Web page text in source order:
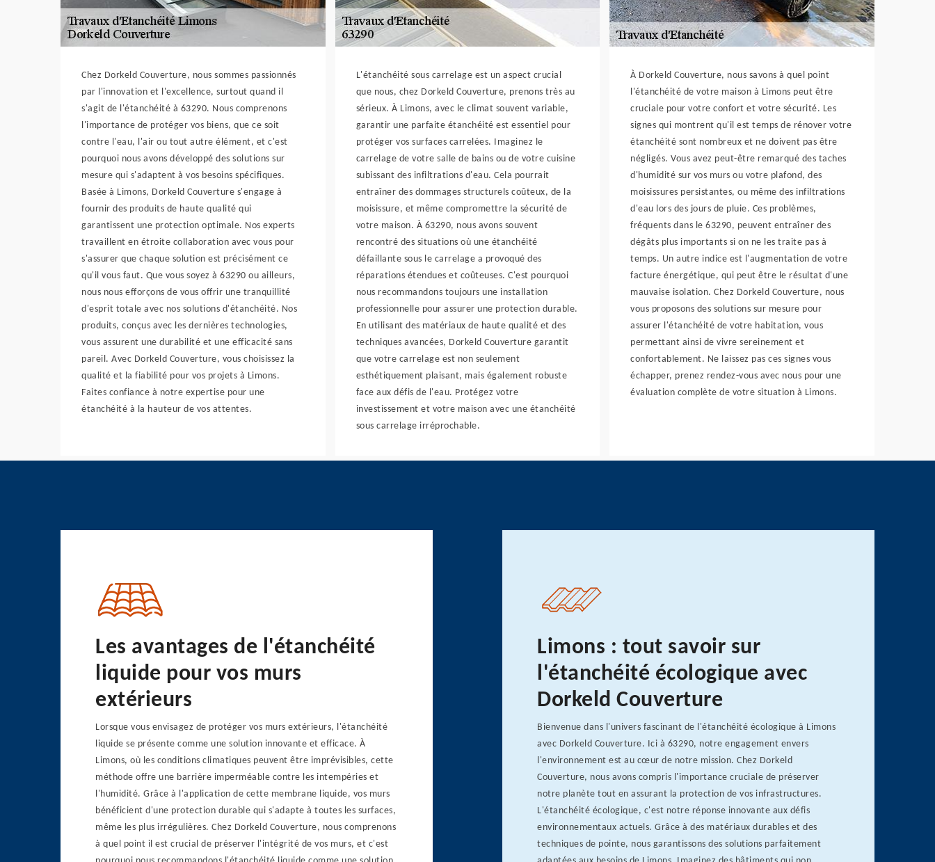
Chez Dorkeld Couverture, nous sommes passionnés
par l'innovation et l'excellence, surtout quand il
s'agit de l'étanchéité à 63290. Nous comprenons
l'importance de protéger vos biens, que ce soit
contre l'eau, l'air ou tout autre élément, et c'est
pourquoi nous avons développé des solutions sur
mesure qui s'adaptent à vos besoins spécifiques.
Basée à Limons, Dorkeld Couverture s'engage à
fournir des produits de haute qualité qui
garantissent une protection optimale. Nos experts
travaillent en étroite collaboration avec vous pour
s'assurer que chaque solution est précisément ce
qu'il vous faut. Que vous soyez à 63290 ou ailleurs,
nous nous efforçons de vous offrir une tranquillité
d'esprit totale avec nos solutions d'étanchéité. Nos
produits, conçus avec les dernières technologies,
vous assurent une durabilité et une efficacité sans
pareil. Avec Dorkeld Couverture, vous choisissez la
qualité et la fiabilité pour vos projets à Limons.
Faites confiance à notre expertise pour une
étanchéité à la hauteur de vos attentes.
L'étanchéité sous carrelage est un aspect crucial
que nous, chez Dorkeld Couverture, prenons très au
sérieux. À Limons, avec le climat souvent variable,
garantir une parfaite étanchéité est essentiel pour
protéger vos surfaces carrelées. Imaginez le
carrelage de votre salle de bains ou de votre cuisine
subissant des infiltrations d'eau. Cela pourrait
entraîner des dommages structurels coûteux, de la
moisissure, et même compromettre la sécurité de
votre maison. À 63290, nous avons souvent
rencontré des situations où une étanchéité
défaillante sous le carrelage a provoqué des
réparations étendues et coûteuses. C'est pourquoi
nous recommandons toujours une installation
professionnelle pour assurer une protection durable.
En utilisant des matériaux de haute qualité et des
techniques avancées, Dorkeld Couverture garantit
que votre carrelage est non seulement
esthétiquement plaisant, mais également robuste
face aux défis de l'eau. Protégez votre
investissement et votre maison avec une étanchéité
sous carrelage irréprochable.
À Dorkeld Couverture, nous savons à quel point
l'étanchéité de votre maison à Limons peut être
cruciale pour votre confort et votre sécurité. Les
signes qui montrent qu'il est temps de rénover votre
étanchéité sont nombreux et ne doivent pas être
négligés. Vous avez peut-être remarqué des taches
d'humidité sur vos murs ou votre plafond, des
moisissures persistantes, ou même des infiltrations
d'eau lors des jours de pluie. Ces problèmes,
fréquents dans le 63290, peuvent entraîner des
dégâts plus importants si on ne les traite pas à
temps. Un autre indice est l'augmentation de votre
facture énergétique, qui peut être le résultat d'une
mauvaise isolation. Chez Dorkeld Couverture, nous
vous proposons des solutions sur mesure pour
assurer l'étanchéité de votre habitation, vous
permettant ainsi de vivre sereinement et
confortablement. Ne laissez pas ces signes vous
échapper, prenez rendez-vous avec nous pour une
évaluation complète de votre situation à Limons.
Les avantages de l'étanchéité
liquide pour vos murs
extérieurs
Lorsque vous envisagez de protéger vos murs extérieurs, l'étanchéité
liquide se présente comme une solution innovante et efficace. À
Limons, où les conditions climatiques peuvent être imprévisibles, cette
méthode offre une barrière imperméable contre les intempéries et
l'humidité. Grâce à l'application de cette membrane liquide, vos murs
bénéficient d'une protection durable qui s'adapte à toutes les surfaces,
même les plus irrégulières. Chez Dorkeld Couverture, nous comprenons
à quel point il est crucial de préserver l'intégrité de vos murs, et c'est
Limons : tout savoir sur
l'étanchéité écologique avec
Dorkeld Couverture
Bienvenue dans l'univers fascinant de l'étanchéité écologique à Limons
avec Dorkeld Couverture. Ici à 63290, notre engagement envers
l'environnement est au cœur de notre mission. Chez Dorkeld
Couverture, nous avons compris l'importance cruciale de préserver
notre planète tout en assurant la protection de vos infrastructures.
L'étanchéité écologique, c'est notre réponse innovante aux défis
environnementaux actuels. Grâce à des matériaux durables et des
techniques de pointe, nous garantissons des solutions parfaitement